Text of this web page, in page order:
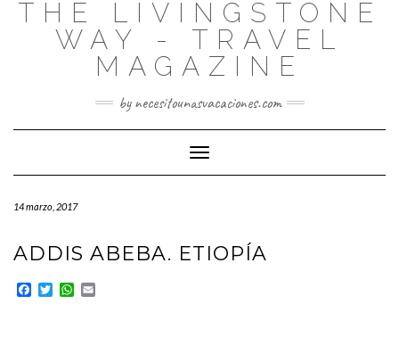
THE LIVINGSTONE
WAY - TRAVEL
MAGAZINE
by necesitounasvacaciones.com
Cambiar
modo
14 marzo, 2017
ADDIS ABEBA. ETIOPÍA
Facebook
TwitterWhatsApp